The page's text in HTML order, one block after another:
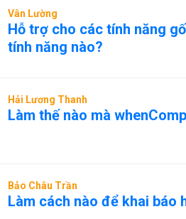
Vân Lường
Hỗ trợ cho các tính năng
tính năng nào?
Hải Lương Thanh
Làm thế nào mà
Bảo Châu Trần
Làm cách nào để khai báo